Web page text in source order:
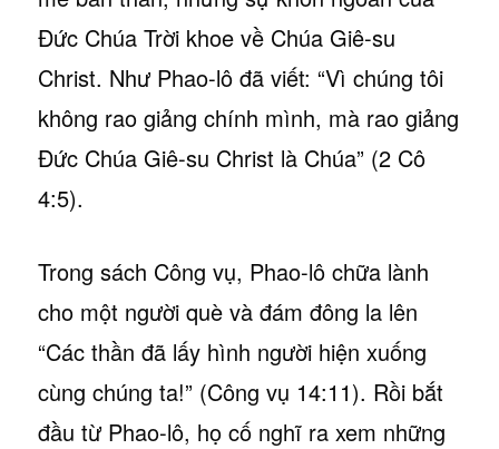
Đức Chúa Trời khoe về Chúa Giê-su
Christ. Như Phao-lô đã viết: “Vì chúng tôi
không rao giảng chính mình, mà rao giảng
Đức Chúa Giê-su Christ là Chúa” (2 Cô
4:5).
Trong sách Công vụ, Phao-lô chữa lành
cho một người què và đám đông la lên
“Các thần đã lấy hình người hiện xuống
cùng chúng ta!” (Công vụ 14:11). Rồi bắt
đầu từ Phao-lô, họ cố nghĩ ra xem những